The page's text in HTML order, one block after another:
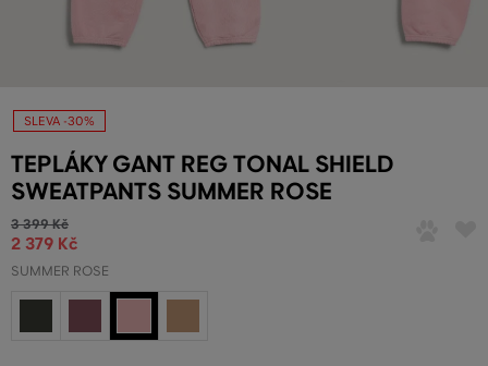
SLEVA -30%
TEPLÁKY GANT REG TONAL SHIELD
SWEATPANTS SUMMER ROSE
3 399 Kč
2 379 Kč
SUMMER ROSE